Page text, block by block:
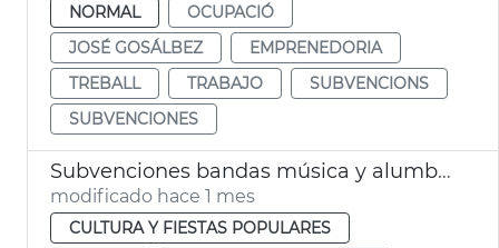
NORMAL
OCUPACIÓ
JOSÉ GOSÁLBEZ
EMPRENEDORIA
TREBALL
TRABAJO
SUBVENCIONS
SUBVENCIONES
Subvenciones bandas música y alumbrado calles Fallas València
modificado hace 1 mes
CULTURA Y FIESTAS POPULARES